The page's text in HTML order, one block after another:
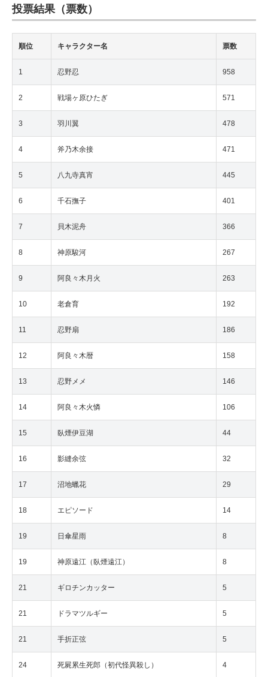
投票結果（票数）
順位 キャラクター名 票数
1 忍野忍 958
2 戦場ヶ原ひたぎ 571
3 羽川翼 478
4 斧乃木余接 471
5 八九寺真宵 445
6 千石撫子 401
7 貝木泥舟 366
8 神原駿河 267
9 阿良々木月火 263
10 老倉育 192
11 忍野扇 186
12 阿良々木暦 158
13 忍野メメ 146
14 阿良々木火憐 106
15 臥煙伊豆湖 44
16 影縫余弦 32
17 沼地蠟花 29
18 エピソード 14
19 日傘星雨 8
19 神原遠江（臥煙遠江） 8
21 ギロチンカッター 5
21 ドラマツルギー 5
21 手折正弦 5
24 死屍累生死郎（初代怪異殺し） 4